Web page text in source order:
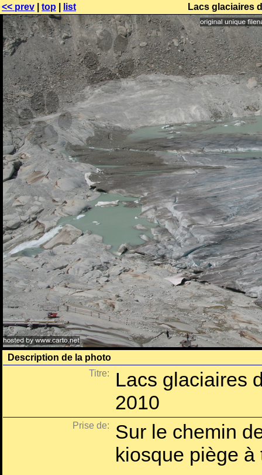
<< prev top list Lacs glaciaires
Description de la photo
Titre:
Lacs glaciaires
2010
Prise de:
Sur le chemin
kiosque piège à